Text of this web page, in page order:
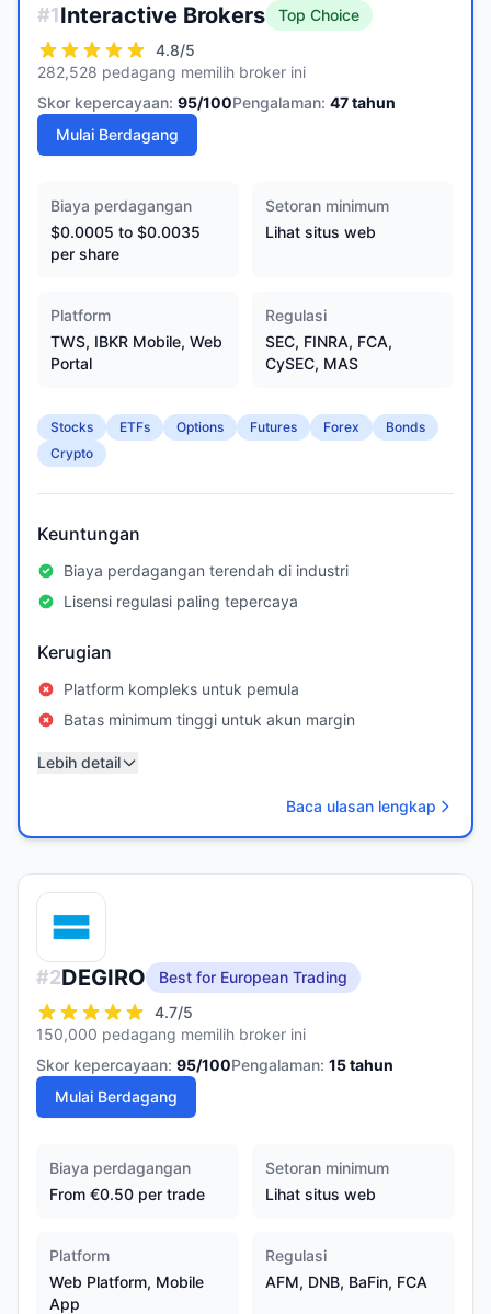
#1Interactive Brokers
Top Choice
4.8/5
282,528 pedagang memilih broker ini
Skor kepercayaan: 95/100Pengalaman: 47tahun
Mulai Berdagang
Biaya perdagangan
$0.0005 to $0.0035
per share
Setoran minimum
Lihat situs web
Platform
TWS, IBKR Mobile, Web
Portal
Regulasi
SEC, FINRA, FCA,
CySEC, MAS
Stocks ETFs Options Futures Forex
Bonds
Crypto
Keuntungan
Biaya perdagangan terendah di industri
Lisensi regulasi paling tepercaya
Kerugian
Platform kompleks untuk pemula
Batas minimum tinggi untuk akun margin
Lebih detail
Baca ulasan lengkap
#2DEGIRO
Best for European Trading
4.7/5
150,000 pedagang memilih broker ini
Skor kepercayaan: 95/100Pengalaman: 15tahun
Mulai Berdagang
Biaya perdagangan
From €0.50 per trade
Setoran minimum
Lihat situs web
Platform
Web Platform, Mobile
App
Regulasi
AFM, DNB, BaFin, FCA